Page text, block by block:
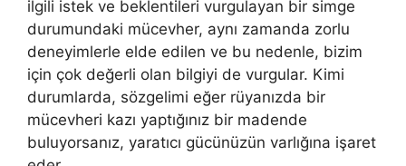
ilgili istek ve beklentileri vurgulayan bir simge
durumundaki mücevher, aynı zamanda zorlu
deneyimlerle elde edilen ve bu nedenle, bizim
için çok değerli olan bilgiyi de vurgular. Ki­mi
durumlarda, sözgelimi eğer rüyanızda bir
mücevheri kazı yaptığınız bir madende
buluyorsanız, ya­ratıcı gücünüzün varlığına işaret